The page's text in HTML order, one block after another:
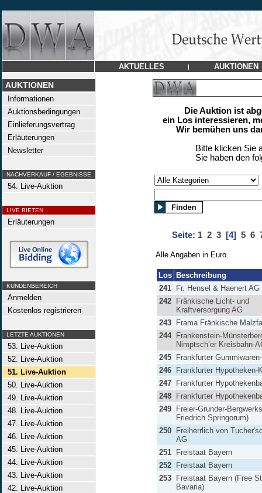
AKTUELLES | AUKTIONEN
AUKTIONEN
Informationen
Auktionsbedingungen
Einlieferungsvertrag
Erläuterungen
Newsletter
NACHVERKAUF / EGEBNISSE
54. Live-Auktion
LIVE BIETEN
Erläuterungen
KUNDENBEREICH
Anmelden
Kostenlos registrieren
LETZTE AUKTIONEN
53. Live-Auktion
52. Live-Auktion
51. Live-Auktion
50. Live-Auktion
49. Live-Auktion
48. Live-Auktion
47. Live-Auktion
46. Live-Auktion
45. Live-Auktion
44. Live-Auktion
43. Live-Auktion
42. Live-Auktion
Die Auktion ist
ein Los interessieren,
Wir bemühen uns
Bitte klicken Sie
Sie haben den
Seite: 1 2 3 [4] 5 6
Alle Angaben in Euro
Los Beschreibung
241
Fr. Hensel & Haenert AG
242
Fränkische Licht- und
Kraftversorgung AG
243
Frama Fränkische
244
Frankenstein-
Nimptsch’er Kreisbahn-
245
Frankfurter
246
Frankfurter Hypotheken-
247
Frankfurter
248
Frankfurter
249
Freier-Grunder-
Friedrich Springorum)
250
Freiherrlich von
AG
251
Freistaat Bayern
252
Freistaat Bayern
253
Freistaat Bayern (Free
Bavaria)